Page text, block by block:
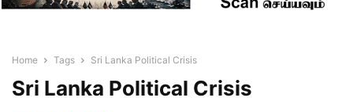
Home Tags Sri Lanka Political Crisis
Sri Lanka Political Crisis